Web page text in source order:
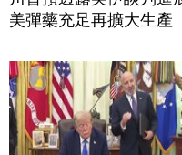
美彈藥充足再擴大生產